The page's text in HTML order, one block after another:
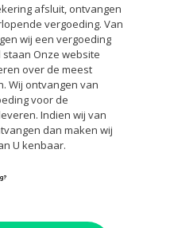
afsluit, ontvangen
vergoeding. Van
wij een vergoeding
Onze website
over de meest
Wij ontvangen van
voor de
Indien wij van
dan maken wij
U kenbaar.